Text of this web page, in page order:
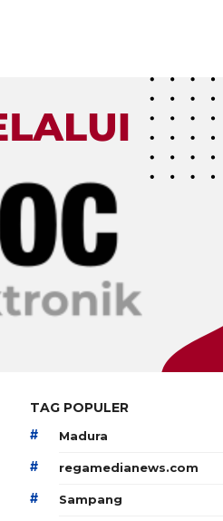
TAG POPULER
# Madura
# regamedianews.com
# Sampang